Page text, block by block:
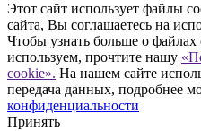
Этот сайт использует файлы
сайта, Вы соглашаетесь на
Чтобы узнать больше о
используем, прочтите нашу
cookie». На нашем сайте
передача данных, подробнее
конфиденциальности
Принять